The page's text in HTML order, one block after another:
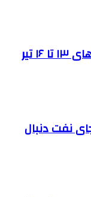
اتحادیه های صنفی تهران در روزهای ۱۳ تا ۱۶ تیر
نفت دنبال